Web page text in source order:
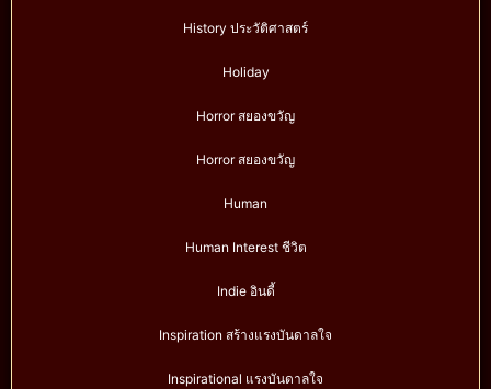
History ประวัติศาสตร์
Holiday
Horror สยองขวัญ
Horror สยองขวัญ
Human
Human Interest ชีวิต
Indie อินดี้
Inspiration สร้างแรงบันดาลใจ
Inspirational แรงบันดาลใจ